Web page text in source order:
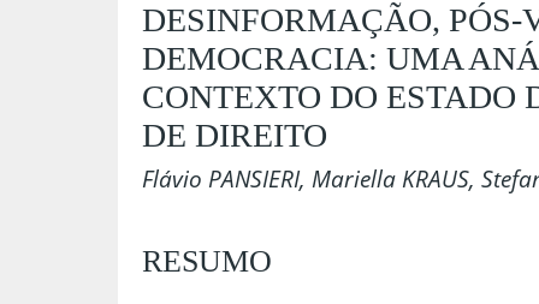
DESINFORMAÇÃO, PÓS-
DEMOCRACIA: UMA
CONTEXTO DO ESTADO
DE DIREITO
Flávio PANSIERI, Mariella KRAUS,
RESUMO